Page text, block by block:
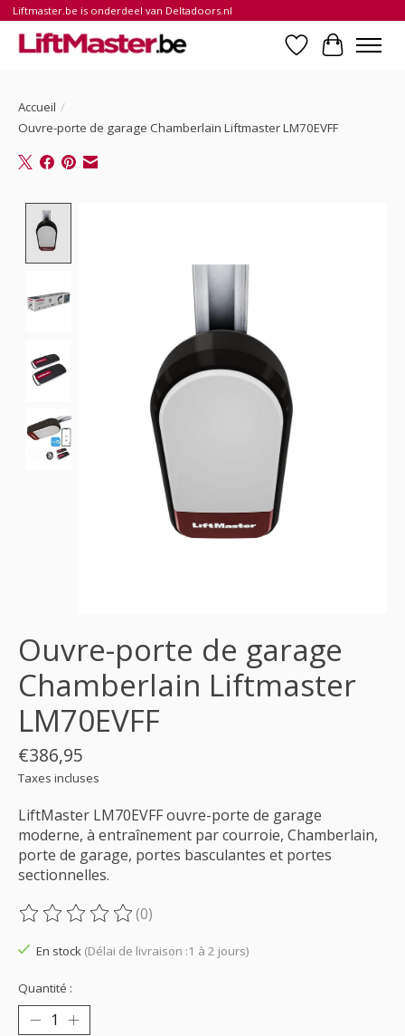
Liftmaster.be is onderdeel van Deltadoors.nl
Liste dePanier
Accueil /
Ouvre-porte de garage Chamberlain Liftmaster LM70EVFF
Ouvre-porte de garage
Chamberlain Liftmaster
LM70EVFF
€386,95
Taxes incluses
LiftMaster LM70EVFF ouvre-porte de garage
moderne, à entraînement par courroie, Chamberlain,
porte de garage, portes basculantes et portes
sectionnelles.
Ce produit est évalué à
(0)
En stock (Délai de livraison :1 à 2 jours)
Quantité :